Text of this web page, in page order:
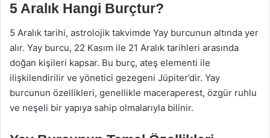
5 Aralık Hangi Burçtur?
5 Aralık tarihi, astrolojik takvimde Yay burcunun altında yer
alır. Yay burcu, 22 Kasım ile 21 Aralık tarihleri arasında
doğan kişileri kapsar. Bu burç, ateş elementi ile
ilişkilendirilir ve yönetici gezegeni Jüpiter’dir. Yay
burcunun özellikleri, genellikle maceraperest, özgür ruhlu
ve neşeli bir yapıya sahip olmalarıyla bilinir.